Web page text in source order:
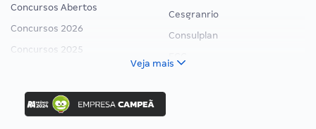
Concursos Abertos
Concursos 2026
Concursos 2025
Concurso Nacional Unificado
Concurso Ibama
Concurso MPU
Cesgranrio
Consulplan
Veja mais